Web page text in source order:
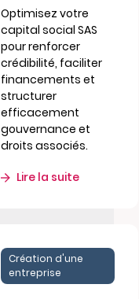
Optimisez votre
capital social SAS
pour renforcer
crédibilité, faciliter
financements et
structurer
efficacement
gouvernance et
droits associés.
Lire la suite
Création d'une
entreprise